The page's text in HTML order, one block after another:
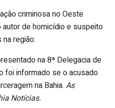
criminosa no Oeste
de homicídio e suspeito
região.
na 8ª Delegacia de
foi informado se o acusado
na Bahia. As
Notícias.